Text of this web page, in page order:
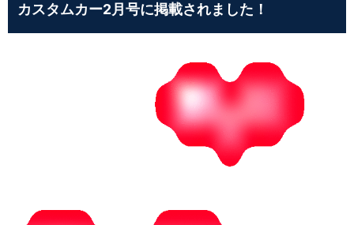
カスタムカー2月号に掲載されました！